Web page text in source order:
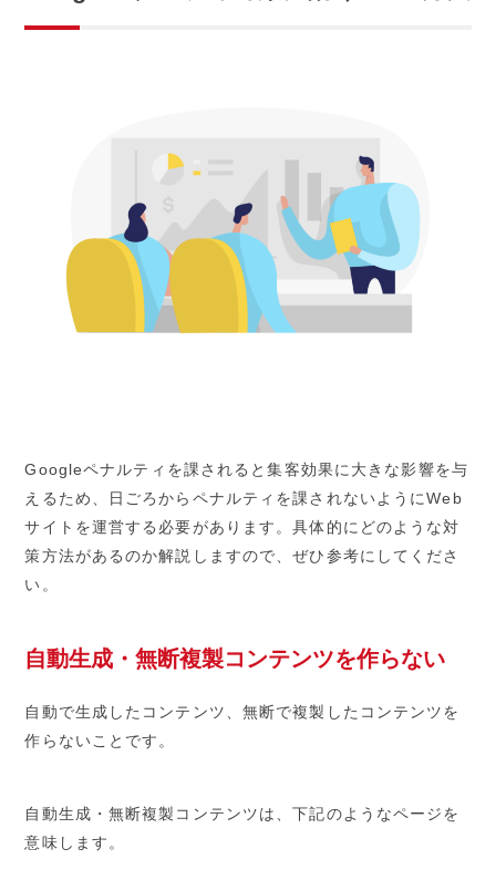
Googleペナルティを課されると集客効果に大きな影響を与
えるため、日ごろからペナルティを課されないようにWeb
サイトを運営する必要があります。具体的にどのような対
策方法があるのか解説しますので、ぜひ参考にしてくださ
い。
自動生成・無断複製コンテンツを作らない
自動で生成したコンテンツ、無断で複製したコンテンツを
作らないことです。
自動生成・無断複製コンテンツは、下記のようなページを
意味します。